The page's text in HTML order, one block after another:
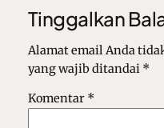
Tinggalkan
Alamat email Anda
yang wajib ditandai *
Komentar *